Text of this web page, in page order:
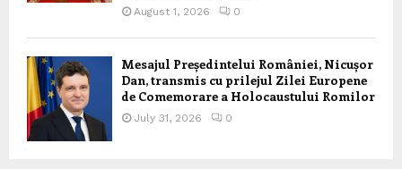
August 1, 2026 0
Mesajul Președintelui României, Nicușor
Dan, transmis cu prilejul Zilei Europene
de Comemorare a Holocaustului Romilor
July 31, 2026 0